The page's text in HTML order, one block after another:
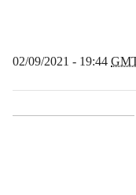
02/09/2021 - 19:44